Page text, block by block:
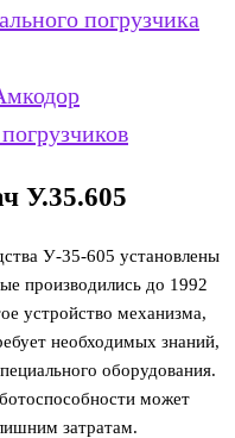
погрузчика
У.35.605
У-35-605 установлены
производились до 1992
устройство механизма,
необходимых знаний,
оборудования.
может
затратам.